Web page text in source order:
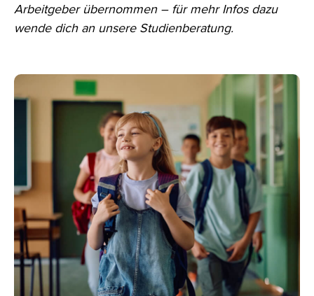
Arbeitgeber übernommen – für mehr Infos dazu
wende dich an unsere Studienberatung.